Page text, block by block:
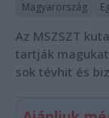
Magyarország
Az MSZSZT
tartják
sok tévhit és